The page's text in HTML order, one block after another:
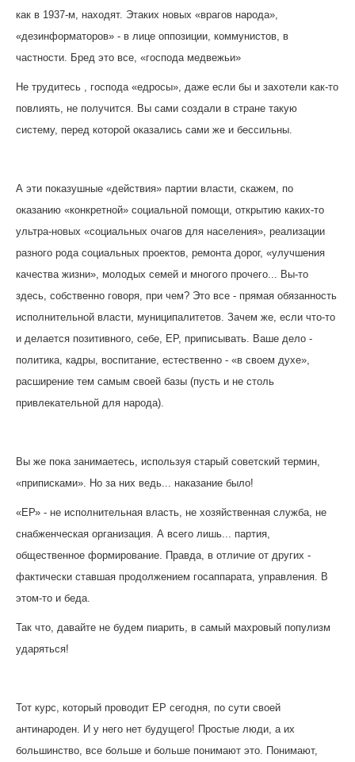
как в 1937-м, находят. Этаких новых «врагов народа»,
«дезинформаторов» - в лице оппозиции, коммунистов, в
частности. Бред это все, «господа медвежьи»
Не трудитесь , господа «едросы», даже если бы и захотели как-то
повлиять, не получится. Вы сами создали в стране такую
систему, перед которой оказались сами же и бессильны.
А эти показушные «действия» партии власти, скажем, по
оказанию «конкретной» социальной помощи, открытию каких-то
ультра-новых «социальных очагов для населения», реализации
разного рода социальных проектов, ремонта дорог, «улучшения
качества жизни», молодых семей и многого прочего... Вы-то
здесь, собственно говоря, при чем? Это все - прямая обязанность
исполнительной власти, муниципалитетов. Зачем же, если что-то
и делается позитивного, себе, ЕР, приписывать. Ваше дело -
политика, кадры, воспитание, естественно - «в своем духе»,
расширение тем самым своей базы (пусть и не столь
привлекательной для народа).
Вы же пока занимаетесь, используя старый советский термин,
«приписками». Но за них ведь... наказание было!
«ЕР» - не исполнительная власть, не хозяйственная служба, не
снабженческая организация. А всего лишь... партия,
общественное формирование. Правда, в отличие от других -
фактически ставшая продолжением госаппарата, управления. В
этом-то и беда.
Так что, давайте не будем пиарить, в самый махровый популизм
ударяться!
Тот курс, который проводит ЕР сегодня, по сути своей
антинароден. И у него нет будущего! Простые люди, а их
большинство, все больше и больше понимают это. Понимают,